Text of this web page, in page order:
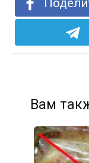
Вам